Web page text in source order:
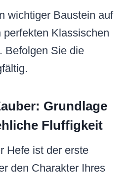
wichtiger Baustein auf
perfekten Klassischen
Befolgen Sie die
Grundlage
Fluffigkeit
Hefe ist der erste
den Charakter Ihres